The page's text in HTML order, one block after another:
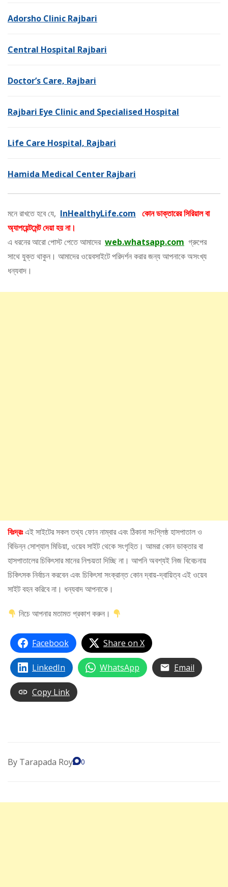
Adorsho Clinic Rajbari
Central Hospital Rajbari
Doctor’s Care, Rajbari
Rajbari Eye Clinic and Specialised Hospital
Life Care Hospital, Rajbari
Hamida Medical Center Rajbari
মনে রাখতে হবে যে, InHealthyLife.com কোন ডাক্তারের সিরিয়াল বা
অ্যাপয়েন্টমেন্ট দেয়া হয় না।
এ ধরনের আরো পোস্ট পেতে আমাদের web.whatsapp.com গ্রুপের
সাথে যুক্ত থাকুন। আমাদের ওয়েবসাইটে পরিদর্শন করার জন্য আপনাকে অসংখ্য
ধন্যবাদ।
বিঃদ্রঃএই সাইটের সকল তথ্য ফোন নাম্বার এবং ঠিকানা সংশ্লিষ্ঠ হাসপাতাল ও
বিভিন্ন সোশ্যাল মিডিয়া, ওয়েব সাইট থেকে সংগৃহিত। আমরা কোন ডাক্তার বা
হাসপাতালের চিকিৎসার মানের নিশ্চয়তা দিচ্ছি না। আপনি অবশ্যই নিজ বিবেচনায়
চিকিৎসক নির্বাচন করবেন এবং চিকিৎসা সংক্রান্ত কোন দ্বায়-দ্বায়িত্ব এই ওয়েব
সাইট বহন করিবে না। ধন্যবাদ আপনাকে।
নিচে আপনার মতামত প্রকাশ করুন।
Facebook Share on X
LinkedIn WhatsApp Email
Copy Link
By Tarapada Roy 0